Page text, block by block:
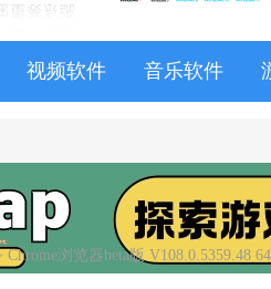
视频软件 音乐软件
Chrome浏览器beta版 V108.0.5359.48